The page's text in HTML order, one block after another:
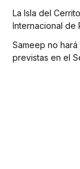
La Isla del
Internacional de
Sameep no
previstas en el